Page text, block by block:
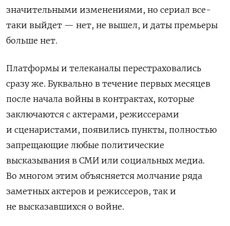
значительными изменениями, но сериал все-
таки выйдет — нет, не вышел, и даты премьеры
больше нет.
Платформы и телеканалы перестраховались
сразу же. Буквально в течение первых месяцев
после начала войны в контрактах, которые
заключаются с актерами, режиссерами
и сценаристами, появились пункты, полностью
запрещающие любые политические
высказывания в СМИ или социальных медиа.
Во многом этим объясняется молчание ряда
заметных актеров и режиссеров, так и
не высказавшихся о войне.